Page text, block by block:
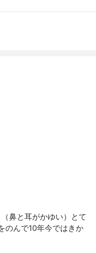
鼻と耳がかゆい）とて
のんで10年今ではきか